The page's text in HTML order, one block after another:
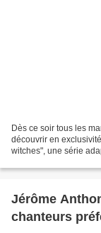
Dès ce soir tous les
découvrir en
witches", une série
Jérôme
chanteurs